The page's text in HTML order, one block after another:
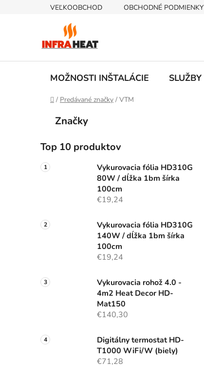
VEĽKOOBCHOD OBCHODNÉ PODMIENKY
MOŽNOSTI INŠTALÁCIE SLUŽBY
Domov
/ Predávané značky / VTM
č
n
ý
e
l
Preskočiť
kategórie
e
ó
Značky
Top 10 produktov
Vykurovacia fólia HD310G
80W / dĺžka 1bm šírka
100cm
€19,24
Vykurovacia fólia HD310G
140W / dĺžka 1bm šírka
100cm
€19,24
Vykurovacia rohož 4.0 -
4m2 Heat Decor HD-
Mat150
€140,30
Digitálny termostat HD-
T1000 WiFi/W (biely)
€71,28